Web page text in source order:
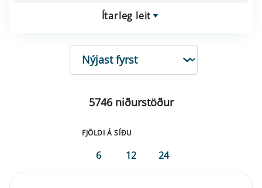
Ítarleg leit
RÖÐUN
5746 niðurstöður
FJÖLDI Á SÍÐU
6 12 24